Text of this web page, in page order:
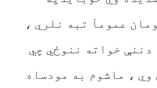
عموماْ تبه نلري ،
خواته ننوځي چي
، ماشوم به مودساه